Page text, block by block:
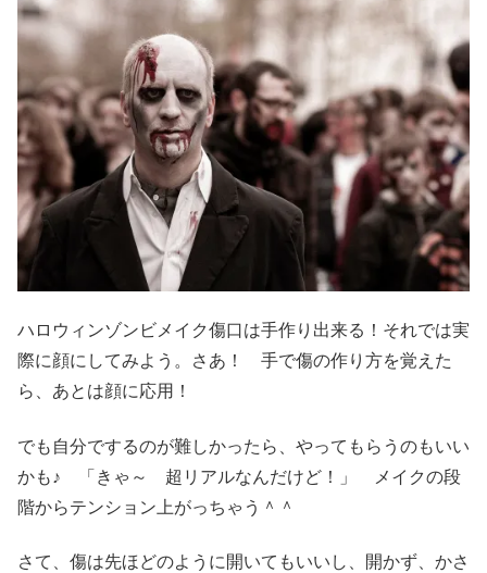
ハロウィンゾンビメイク傷口は手作り出来る！それでは実
際に顔にしてみよう。さあ！ 手で傷の作り方を覚えた
ら、あとは顔に応用！
でも自分でするのが難しかったら、やってもらうのもいい
かも♪ 「きゃ～ 超リアルなんだけど！」 メイクの段
階からテンション上がっちゃう＾＾
さて、傷は先ほどのように開いてもいいし、開かず、かさ